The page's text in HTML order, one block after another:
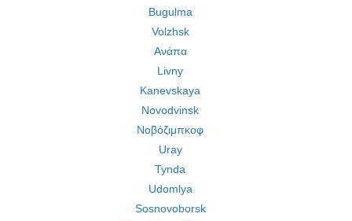
Bugulma
Volzhsk
Ανάπα
Livny
Kanevskaya
Novodvinsk
Νοβόζιμπκοφ
Uray
Tynda
Udomlya
Sosnovoborsk